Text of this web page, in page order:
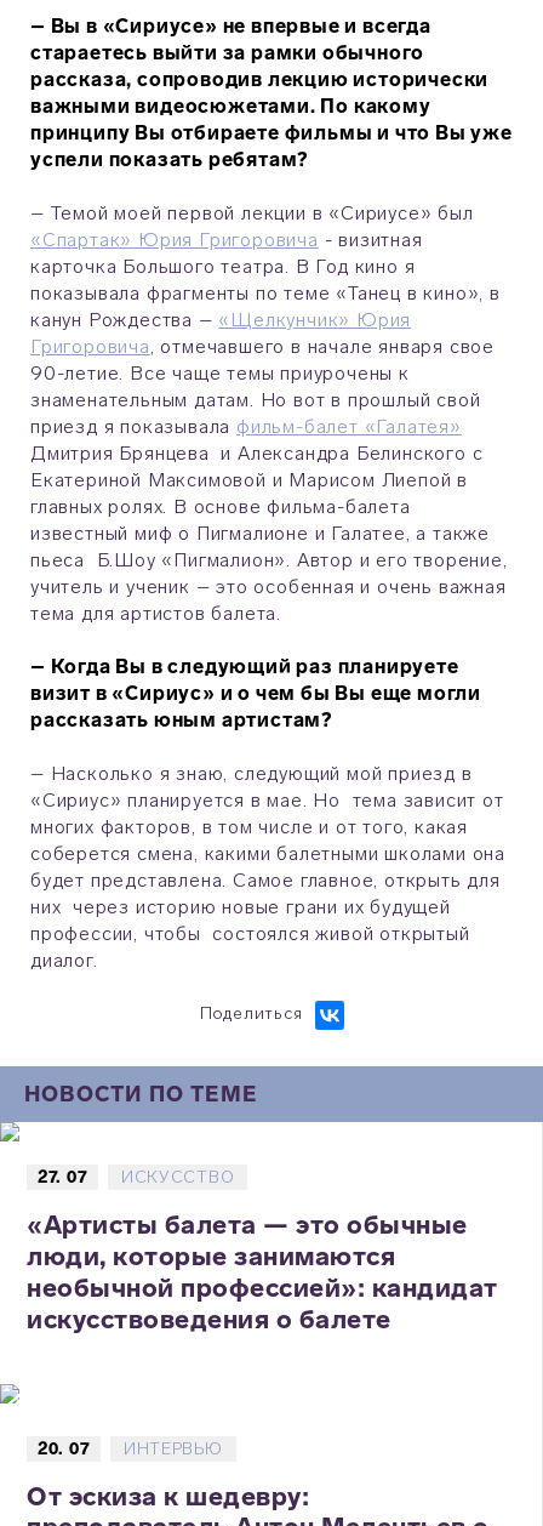
– Вы в «Сириусе» не впервые и всегда
стараетесь выйти за рамки обычного
рассказа, сопроводив лекцию исторически
важными видеосюжетами. По какому
принципу Вы отбираете фильмы и что Вы уже
успели показать ребятам?
– Темой моей первой лекции в «Сириусе» был
«Спартак» Юрия Григоровича - визитная
карточка Большого театра. В Год кино я
показывала фрагменты по теме «Танец в кино», в
канун Рождества – «Щелкунчик» Юрия
Григоровича, отмечавшего в начале января свое
90-летие. Все чаще темы приурочены к
знаменательным датам. Но вот в прошлый свой
приезд я показывала фильм-балет «Галатея»
Дмитрия Брянцева и Александра Белинского с
Екатериной Максимовой и Марисом Лиепой в
главных ролях. В основе фильма-балета
известный миф о Пигмалионе и Галатее, а также
пьеса Б.Шоу «Пигмалион». Автор и его творение,
учитель и ученик – это особенная и очень важная
тема для артистов балета.
– Когда Вы в следующий раз планируете
визит в «Сириус» и о чем бы Вы еще могли
рассказать юным артистам?
– Насколько я знаю, следующий мой приезд в
«Сириус» планируется в мае. Но тема зависит от
многих факторов, в том числе и от того, какая
соберется смена, какими балетными школами она
будет представлена. Самое главное, открыть для
них через историю новые грани их будущей
профессии, чтобы состоялся живой открытый
диалог.
Поделиться
НОВОСТИ ПО ТЕМЕ
27. 07 ИСКУССТВО
«Артисты балета — это обычные
люди, которые занимаются
необычной профессией»: кандидат
искусствоведения о балете
20. 07 ИНТЕРВЬЮ
От эскиза к шедевру: